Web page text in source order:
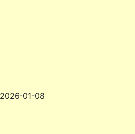
2026-01-08